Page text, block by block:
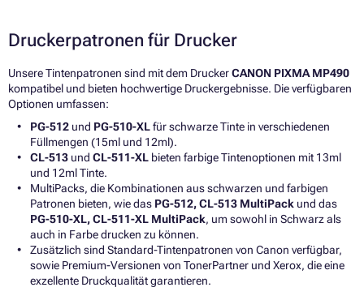
Druckerpatronen für Drucker
Unsere Tintenpatronen sind mit dem DruckerCANON PIXMA MP490
kompatibel und bieten hochwertige Druckergebnisse. Die verfügbaren
Optionen umfassen:
PG-512 und PG-510-XLfür schwarze Tinte in verschiedenen
Füllmengen (15ml und 12ml).
CL-513 und CL-511-XL bieten farbige Tintenoptionen mit 13ml
und 12ml Tinte.
MultiPacks, die Kombinationen aus schwarzen und farbigen
Patronen bieten, wie das PG-512, CL-513 MultiPack und das
PG-510-XL, CL-511-XL MultiPack, um sowohl in Schwarz als
auch in Farbe drucken zu können.
Zusätzlich sind Standard-Tintenpatronen von Canon verfügbar,
sowie Premium-Versionen von TonerPartner und Xerox, die eine
exzellente Druckqualität garantieren.